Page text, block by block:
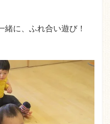
緒に、ふれ合い遊び！